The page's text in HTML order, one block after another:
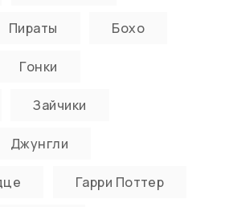
Пираты Бохо
Гонки
Зайчики
Джунгли
Гарри Поттер